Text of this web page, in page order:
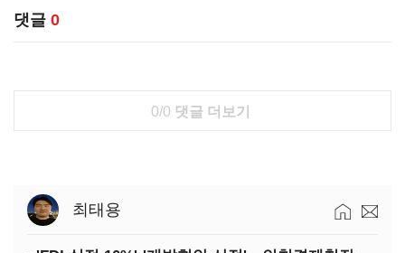
댓글 0
0/0 댓글 더보기
최태용